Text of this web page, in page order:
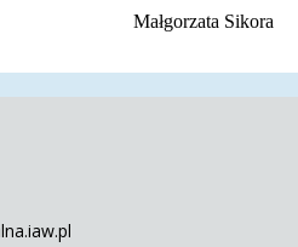
Małgorzata Sikora